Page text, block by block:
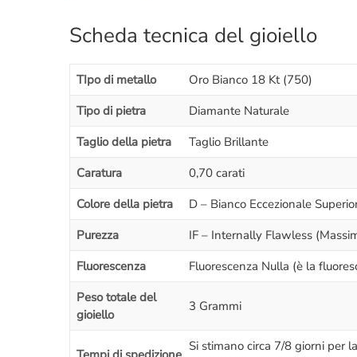
Scheda tecnica del gioiello
TIpo di metallo
Oro Bianco 18 Kt (750)
Tipo di pietra
Diamante Naturale
Taglio della pietra
Taglio Brillante
Caratura
0,70 carati
Colore della pietra
D – Bianco Eccezionale
Purezza
IF – Internally Flawless
Fluorescenza
Fluorescenza Nulla (è la
Peso totale del
gioiello
3 Grammi
Si stimano circa 7/8 giorni per